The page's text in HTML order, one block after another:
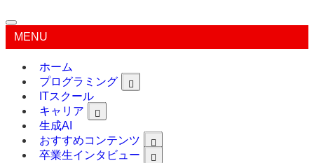
MENU
ホーム
プログラミング
ITスクール
キャリア
生成AI
おすすめコンテンツ
卒業生インタビュー